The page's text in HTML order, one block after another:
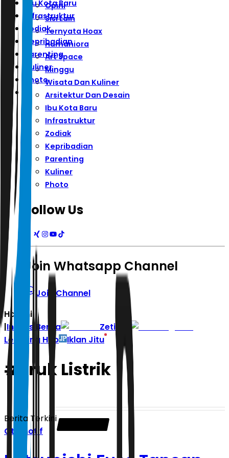
Ibu Kota Baru
Infrastruktur
Zodiak
Kepribadian
Parenting
Kuliner
Photo
Opini
Sisi Lain
Ternyata Hoax
Humaniora
Art Space
Minggu
Wisata Dan Kuliner
Arsitektur Dan Desain
Ibu Kota Baru
Infrastruktur
Zodiak
Kepribadian
Parenting
Kuliner
Photo
Follow Us
Join Whatsapp Channel
Join Channel
Hari ini
|Indeks Berita
Zetizen
Learning Hub
Iklan Jitu
# Truk Listrik
Berita Terkini
Otomotif